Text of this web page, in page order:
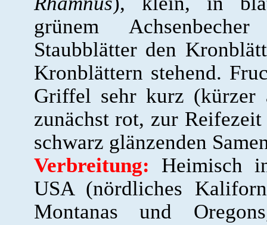
grünem
Staubblätter den
Kronblättern stehend.
Griffel sehr kurz
zunächst rot, zur
schwarz glänzenden
Verbreitung: Heimisch
USA (nördliches
Montanas und